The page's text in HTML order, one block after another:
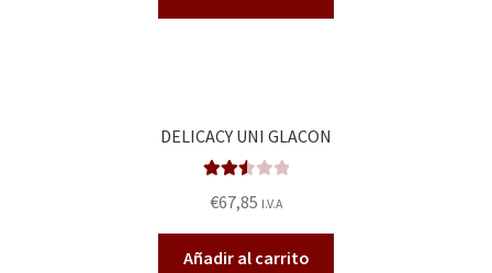
DELICACY UNI GLACON
do en
de 5
€67,85 I.V.A
Añadir al carrito